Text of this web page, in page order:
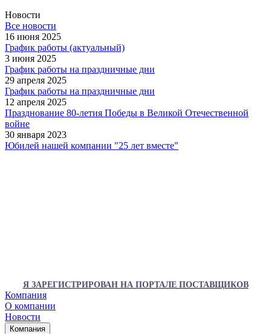
Новости
Все новости
16 июня 2025
График работы (актуальный)
3 июня 2025
График работы на праздничные дни
29 апреля 2025
График работы на праздничные дни
12 апреля 2025
Празднование 80-летия Победы в Великой Отечественной
войне
30 января 2023
Юбилей нашей компании "25 лет вместе"
Я ЗАРЕГИСТРИРОВАН НА ПОРТАЛЕ ПОСТАВЩИКОВ
Компания
О компании
Новости
Компания